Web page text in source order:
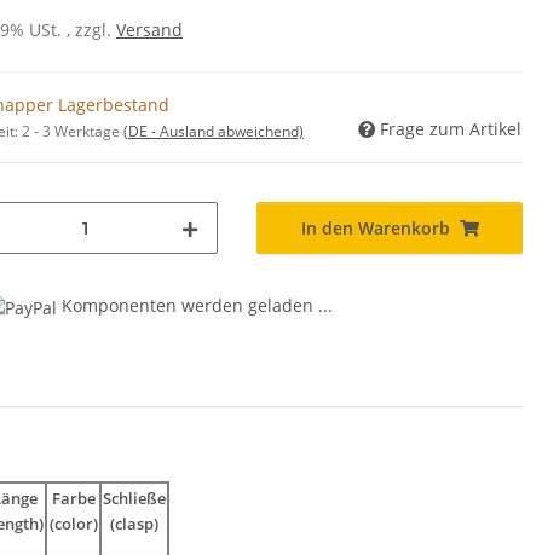
USt. , zzgl. Versand
Lagerbestand
2 - 3 Werktage (DE - Ausland abweichend) Frage zum Artikel
In den Warenkorb
Komponenten werden geladen ...
Farbe
(color)
Schließe
(clasp)